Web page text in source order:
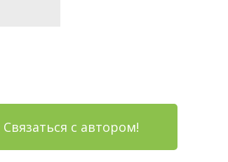
Связаться с автором!